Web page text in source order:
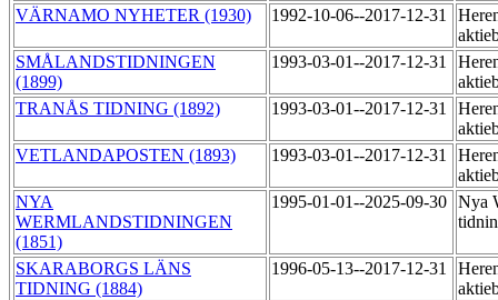
VÄRNAMO NYHETER (1930)
1992-10-06--2017-12-31
SMÅLANDSTIDNINGEN
(1899)
1993-03-01--2017-12-31
TRANÅS TIDNING (1892)
1993-03-01--2017-12-31
VETLANDAPOSTEN (1893)
1993-03-01--2017-12-31
NYA
WERMLANDSTIDNINGEN
(1851)
1995-01-01--2025-09-30 Nya
SKARABORGS LÄNS
TIDNING (1884)
1996-05-13--2017-12-31